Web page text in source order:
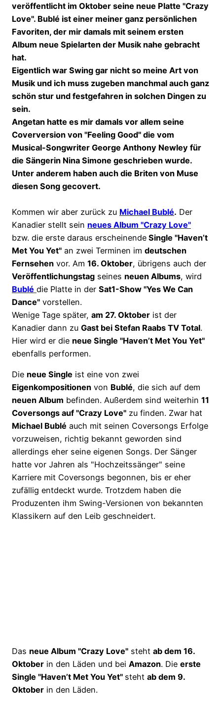
veröffentlicht im Oktober seine neue Platte "Crazy
Love". Bublé ist einer meiner ganz persönlichen
Favoriten, der mir damals mit seinem ersten
Album neue Spielarten der Musik nahe gebracht
hat.
Eigentlich war Swing gar nicht so meine Art von
Musik und ich muss zugeben manchmal auch ganz
schön stur und festgefahren in solchen Dingen zu
sein.
Angetan hatte es mir damals vor allem seine
Coverversion von "Feeling Good" die vom
Musical-Songwriter George Anthony Newley für
die Sängerin Nina Simone geschrieben wurde.
Unter anderem haben auch die Briten von Muse
diesen Song gecovert.
Kommen wir aber zurück zu Michael Bublé. Der
Kanadier stellt sein neues Album "Crazy Love"
bzw. die erste daraus erscheinende Single "Haven’t
Met You Yet" an zwei Terminen im deutschen
Fernsehen vor. Am 16. Oktober, übrigens auch der
Veröffentlichungstag seines neuen Albums, wird
Bublé die Platte in der Sat1-Show "Yes We Can
Dance" vorstellen.
Wenige Tage später, am 27. Oktober ist der
Kanadier dann zu Gast bei Stefan Raabs TV Total.
Hier wird er die neue Single "Haven’t Met You Yet"
ebenfalls performen.
Die neue Single ist eine von zwei
Eigenkompositionen von Bublé, die sich auf dem
neuen Album befinden. Außerdem sind weiterhin 11
Coversongs auf "Crazy Love" zu finden. Zwar hat
Michael Bublé auch mit seinen Coversongs Erfolge
vorzuweisen, richtig bekannt geworden sind
allerdings eher seine eigenen Songs. Der Sänger
hatte vor Jahren als "Hochzeitssänger" seine
Karriere mit Coversongs begonnen, bis er eher
zufällig entdeckt wurde. Trotzdem haben die
Produzenten ihm Swing-Versionen von bekannten
Klassikern auf den Leib geschneidert.
Das neue Album "Crazy Love" steht ab dem 16.
Oktober in den Läden und bei Amazon. Die erste
Single "Haven’t Met You Yet" steht ab dem 9.
Oktober in den Läden.